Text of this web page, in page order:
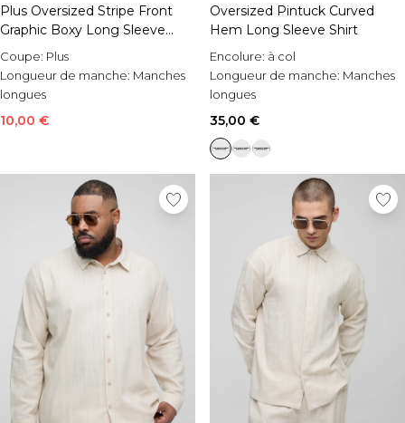
Plus Oversized Stripe Front
Graphic Boxy Long Sleeve
Shirt
Coupe: Plus
Longueur de manche: Manches
longues
Style:
Chemise imprimée
10,00 €
Oversized Pintuck Curved
Hem Long Sleeve Shirt
Encolure: à col
Longueur de manche: Manches
longues
Occasion:
35,00 €